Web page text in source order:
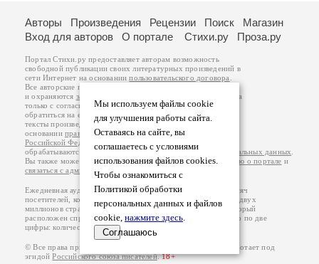
Мы используем файлы cookie
для улучшения работы сайта.
Оставаясь на сайте, вы
соглашаетесь с условиями
использования файлов cookies.
Чтобы ознакомиться с
Политикой обработки
персональных данных и файлов
cookie, нажмите здесь.
Соглашаюсь
Авторы Произведения Рецензии Поиск
Магазин
Вход для авторов
О портале Стихи.ру Проза.ру
Портал Стихи.ру предоставляет авторам возможность
свободной публикации своих литературных произведений в
сети Интернет на основаниипользовательского договора
Все авторские права на произведения принадлежат авторам
и охраняются законом
. Перепечатка произведений возможна
только с согласия его автора, к которому вы можете
обратиться на его авторской странице. Ответственность за
тексты произведений авторы несут самостоятельно на
основанииправил публикацииизаконодательства
Российской Федерации
обрабатываются на основанииПолитики обработки персональных данных
Вы также можете посмотреть более подробнуюинформацию о портале и
связаться с администрацией
Ежедневная аудитория портала Стихи.ру – порядка 200 тысяч
посетителей, которые в общей сумме просматривают более двух
миллионов страниц по данным счетчика посещаемости, который
расположен справа от этого текста. В каждой графе указано по две
цифры: количество просмотров и количество посетителей.
© Все права принадлежат авторам, 2000-2026. Портал работает под
эгидойРоссийского союза писателей.18+